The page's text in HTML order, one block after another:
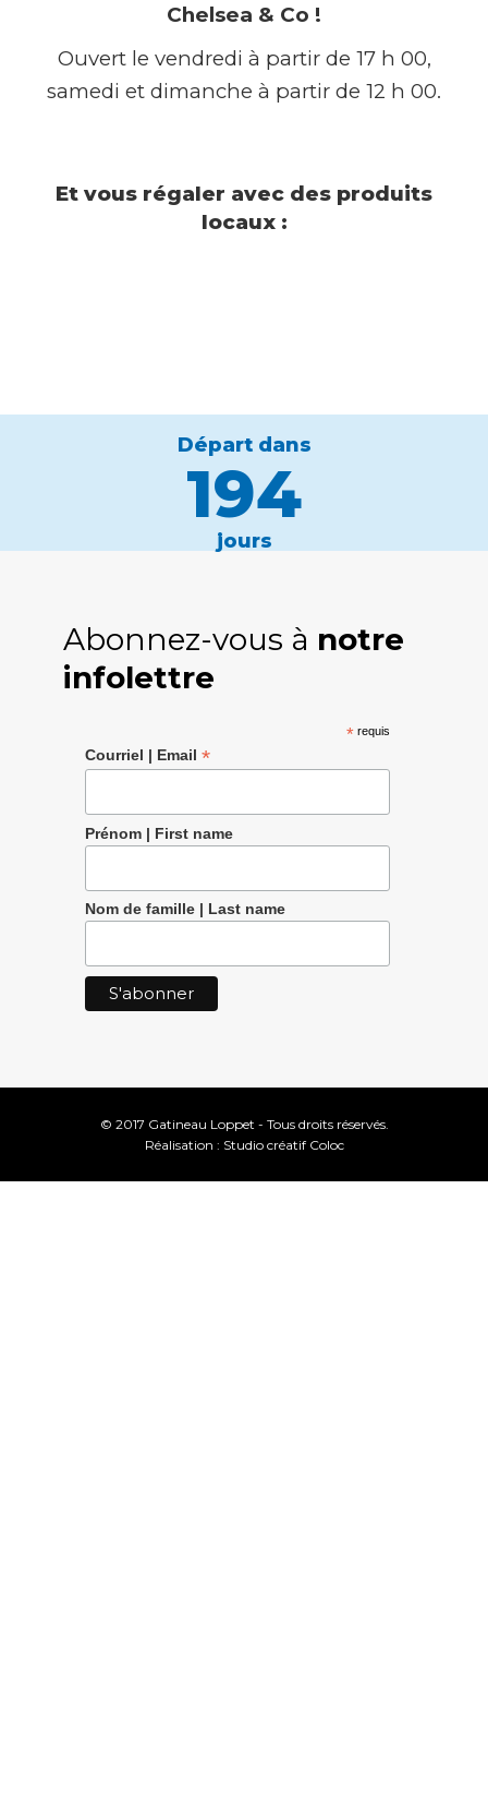
Chelsea & Co !
Ouvert le vendredi à partir de 17 h 00,
samedi et dimanche à partir de 12 h 00.
Et vous régaler avec des produits
locaux :
Départ dans
194
jours
Abonnez-vous à notre
infolettre
* requis
Courriel | Email *
Prénom | First name
Nom de famille | Last name
© 2017 Gatineau Loppet - Tous droits réservés.
Réalisation : Studio créatif Coloc